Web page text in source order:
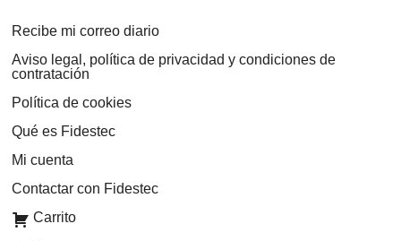
Recibe mi correo diario
Aviso legal, política de privacidad y condiciones de
contratación
Política de cookies
Qué es Fidestec
Mi cuenta
Contactar con Fidestec
Carrito